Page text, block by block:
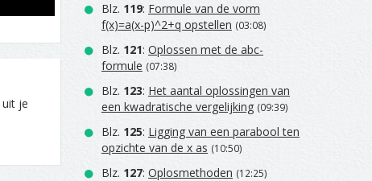
uit je
Blz. 119: Formule van de vorm
f(x)=a(x-p)^2+q opstellen (03:08)
Blz. 121: Oplossen met de abc-
formule (07:38)
Blz. 123: Het aantal oplossingen van
een kwadratische vergelijking (09:39)
Blz. 125: Ligging van een parabool ten
opzichte van de x as (10:50)
Blz. 127: Oplosmethoden (12:25)